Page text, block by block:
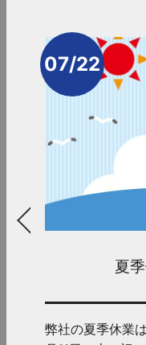
07/22
夏
弊社の夏季休業